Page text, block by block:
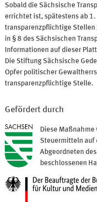
Sobald die Sächsische
errichtet ist, spätestens ab 1.
transparenzpflichtige
in § 8 des Sächsischen
Informationen auf dieser
Die Stiftung Sächsische
Opfer politischer
transparenzpflichtige Stelle.
Gefördert durch
Diese
Steuermitteln auf
Abgeordneten
beschlossenen